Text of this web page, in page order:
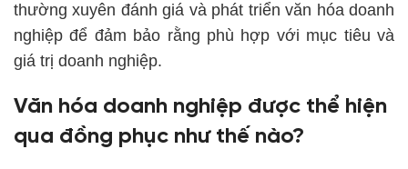
thường xuyên đánh giá và phát triển văn hóa doanh
nghiệp để đảm bảo rằng phù hợp với mục tiêu và
giá trị doanh nghiệp.
Văn hóa doanh nghiệp được thể hiện
qua đồng phục như thế nào?